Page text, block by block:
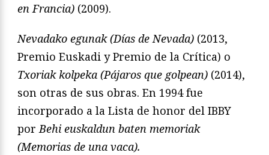
en Francia) (2009).
Nevadako egunak (Días de Nevada) (2013,
Premio Euskadi y Premio de la Crítica) o
Txoriak kolpeka (Pájaros que golpean) (2014),
son otras de sus obras. En 1994 fue
incorporado a la Lista de honor del IBBY
porBehi euskaldun baten memoriak
(Memorias de una vaca).